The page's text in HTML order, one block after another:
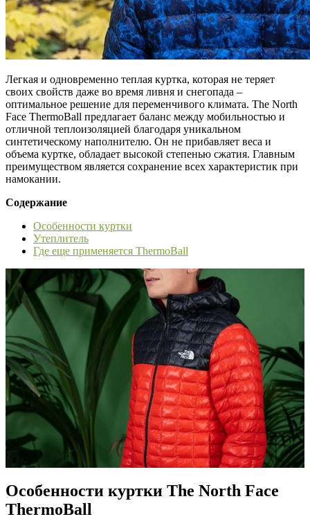
Легкая и одновременно теплая куртка, которая не теряет
своих свойств даже во время ливня и снегопада –
оптимальное решение для переменчивого климата. The North
Face ThermoBall предлагает баланс между мобильностью и
отличной теплоизоляцией благодаря уникальном
синтетическому наполнителю. Он не прибавляет веса и
объема куртке, обладает высокой степенью сжатия. Главным
преимуществом является сохранение всех характеристик при
намокании.
Содержание
Особенности куртки
Утеплитель
Где еще применяется ThermoBall
Особенности куртки The North Face
ThermoBall